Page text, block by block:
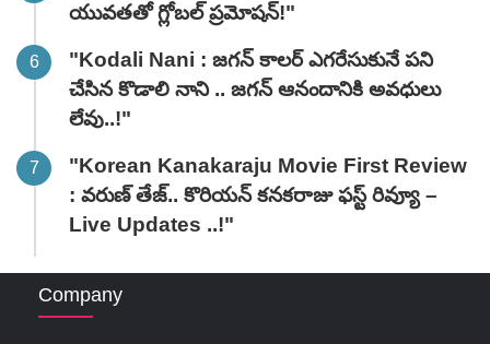
యువతతో గ్లోబల్ ప్రమోషన్!"
"Kodali Nani : జగన్ కాలర్ ఎగరేసుకునే పని
చేసిన కొడాలి నాని .. జగన్ ఆనందానికి అవధులు
లేవు..!"
"Korean Kanakaraju Movie First Review
: వరుణ్ తేజ్.. కొరియన్ కనకరాజు ఫస్ట్ రివ్యూ –
Live Updates ..!"
Company